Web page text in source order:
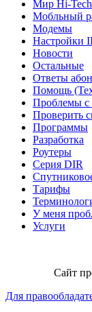
Мир Hi-Tech
Мобльный
Модемы
Настройки
Новости
Остальные
Ответы
Помощь
Проблемы
Проверить
Программы
Разработка
Роутеры
Серия DIR
Тарифы
У меня
Услуги
Сайт
Для